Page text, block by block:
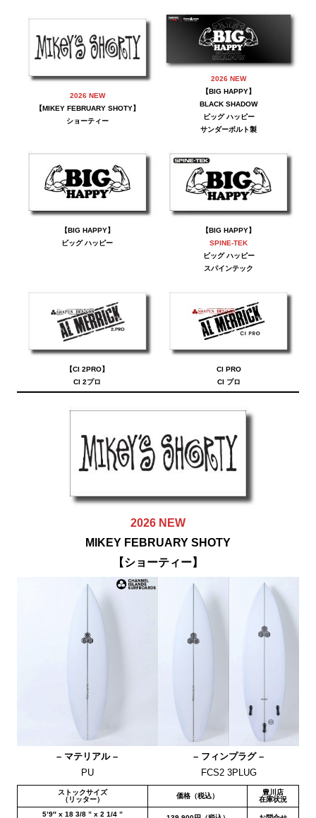
2026 NEW
【MIKEY FEBRUARY SHOTY】
ショーティー
2026 NEW
【BIG HAPPY】
BLACK SHADOW
ビッグ ハッピー
サンダーボルト製
【BIG HAPPY】
ビッグ ハッピー
【BIG HAPPY】
SPINE-TEK
ビッグ ハッピー
スパインテック
【CI 2PRO】
CI 2プロ
CI PRO
CI プロ
2026 NEW
MIKEY FEBRUARY SHOTY
【ショーティー】
– マテリアル –
PU
– フィンプラグ –
FCS2 3PLUG
ストックサイズ
（リッター）
価格（税込）
豊川店
在庫状況
5’9″ x 18 3/8 ” x 2 1/4 ”